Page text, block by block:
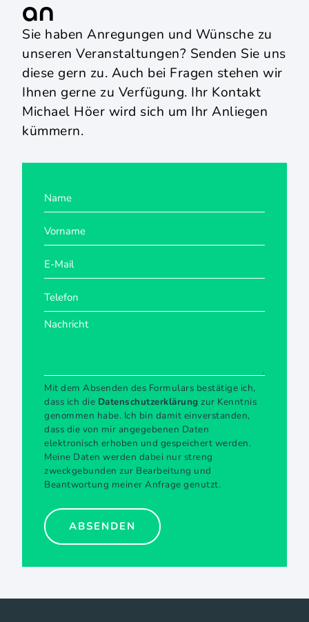
an
Sie haben Anregungen und Wünsche zu
unseren Veranstaltungen? Senden Sie uns
diese gern zu. Auch bei Fragen stehen wir
Ihnen gerne zu Verfügung. Ihr Kontakt
Michael Höer wird sich um Ihr Anliegen
kümmern.
Mit dem Absenden des Formulars bestätige ich,
dass ich die Datenschutzerklärung zur Kenntnis
genommen habe. Ich bin damit einverstanden,
dass die von mir angegebenen Daten
elektronisch erhoben und gespeichert werden.
Meine Daten werden dabei nur streng
zweckgebunden zur Bearbeitung und
Beantwortung meiner Anfrage genutzt.
ABSENDEN